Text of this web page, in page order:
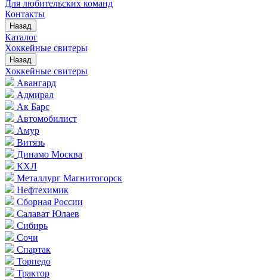
Для любительских команд
Контакты
Назад
Каталог
Хоккейные свитеры
Назад
Хоккейные свитеры
Авангард
Адмирал
Ак Барс
Автомобилист
Амур
Витязь
Динамо Москва
КХЛ
Металлург Магнитогорск
Нефтехимик
Сборная России
Салават Юлаев
Сибирь
Сочи
Спартак
Торпедо
Трактор